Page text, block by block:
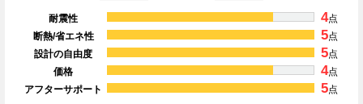
耐震性 4点
断熱/省エネ性
5点
設計の自由度
5点
価格
4点
アフターサポート
5点